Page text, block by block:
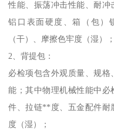
性能、振荡冲击性能、耐冲
铝口表面硬度、箱（包）
（干）、摩擦色牢度（湿）；
2、背提包：
必检项包含外观质量、规
能；其中物理机械性能中
件、拉链**度、五金配件耐
度（湿）；